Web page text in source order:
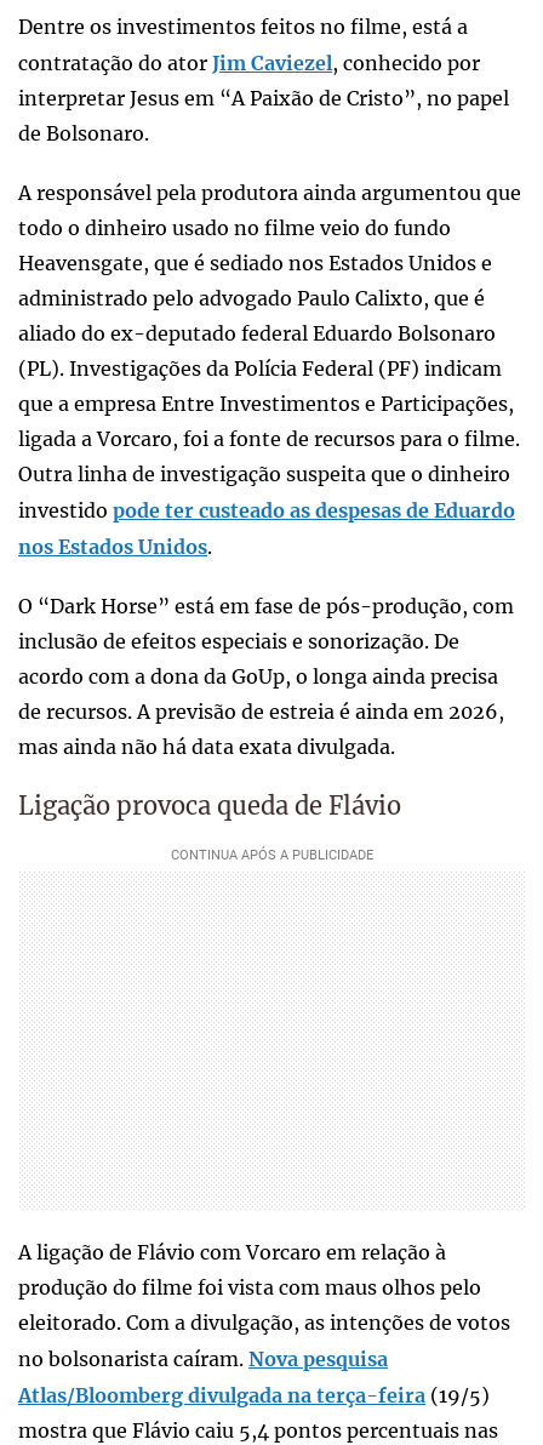
Dentre os investimentos feitos no filme, está a
contratação do ator Jim Caviezel, conhecido por
interpretar Jesus em “A Paixão de Cristo”, no papel
de Bolsonaro.
A responsável pela produtora ainda argumentou que
todo o dinheiro usado no filme veio do fundo
Heavensgate, que é sediado nos Estados Unidos e
administrado pelo advogado Paulo Calixto, que é
aliado do ex-deputado federal Eduardo Bolsonaro
(PL). Investigações da Polícia Federal (PF) indicam
que a empresa Entre Investimentos e Participações,
ligada a Vorcaro, foi a fonte de recursos para o filme.
Outra linha de investigação suspeita que o dinheiro
investido pode ter custeado as despesas de Eduardo
nos Estados Unidos.
O “Dark Horse” está em fase de pós-produção, com
inclusão de efeitos especiais e sonorização. De
acordo com a dona da GoUp, o longa ainda precisa
de recursos. A previsão de estreia é ainda em 2026,
mas ainda não há data exata divulgada.
Ligação provoca queda de Flávio
A ligação de Flávio com Vorcaro em relação à
produção do filme foi vista com maus olhos pelo
eleitorado. Com a divulgação, as intenções de votos
no bolsonarista caíram. Nova pesquisa
Atlas/Bloomberg divulgada na terça-feira (19/5)
mostra que Flávio caiu 5,4 pontos percentuais nas